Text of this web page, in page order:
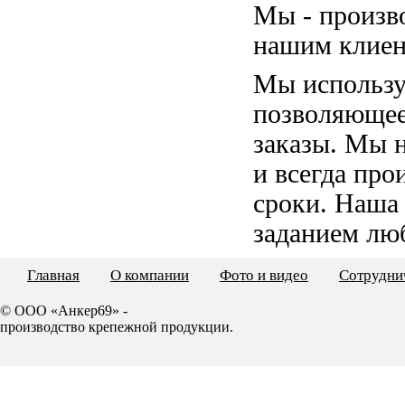
Мы -
нашим
Мы
заказы. Мы
и всегда
сроки. Наша
заданием
Главная О компании Фото и видео
© ООО «Анкер69» -
производство крепежной продукции.